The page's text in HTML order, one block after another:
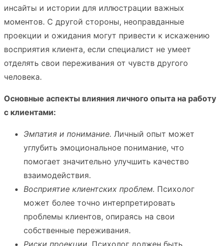
инсайты и истории для иллюстрации важных
моментов. С другой стороны, неоправданные
проекции и ожидания могут привести к искажению
восприятия клиента, если специалист не умеет
отделять свои переживания от чувств другого
человека.
Основные аспекты влияния личного опыта на работу
с клиентами:
Эмпатия и понимание. Личный опыт может
углубить эмоциональное понимание, что
помогает значительно улучшить качество
взаимодействия.
Восприятие клиентских проблем. Психолог
может более точно интерпретировать
проблемы клиентов, опираясь на свои
собственные переживания.